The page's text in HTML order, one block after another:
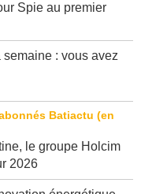
Spie au premier
: vous avez
le groupe Holcim
2026